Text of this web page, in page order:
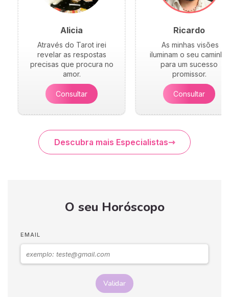
Alicia
Através do Tarot irei
revelar as respostas
precisas que procura no
amor.
Consultar
Ricardo
As minhas visões
iluminam o seu caminho
para um sucesso
promissor.
Consultar
Descubra mais Especialistas
O seu Horóscopo
EMAIL
Validar